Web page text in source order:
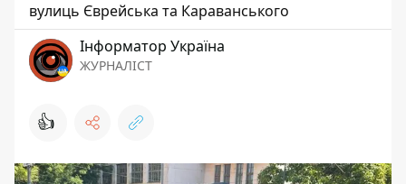
вулиць Єврейська та Караванського
Інформатор Україна
ЖУРНАЛІСТ
👍